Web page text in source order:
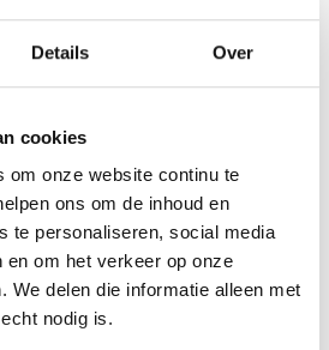
Details Over
cookies
om onze website continu te
ons om de inhoud en
te personaliseren, social media
en om het verkeer op onze
We delen die informatie alleen met
nodig is.
draagbare kleding (droog en
(per paar aan elkaar
shawls, mutsen, hoeden en
bij textiel?